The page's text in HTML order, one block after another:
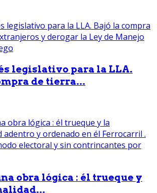
legislativo para la LLA.
de tierra...
obra lógica : él trueque y